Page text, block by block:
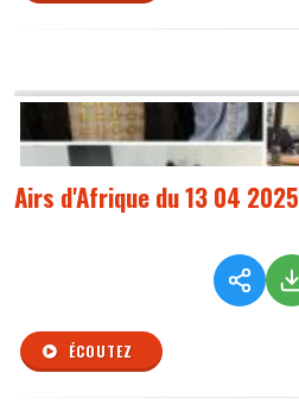
Airs d'Afrique du 13 04 2025
ÉCOUTEZ